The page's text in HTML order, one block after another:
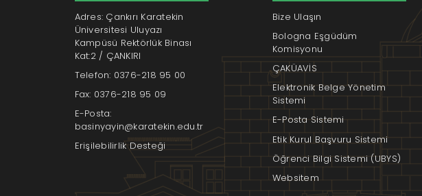
Adres: Çankırı Karatekin
Üniversitesi Uluyazı
Kampüsü Rektörlük Binası
Kat:2 / ÇANKIRI
Telefon: 0376-218 95 00
Fax: 0376-218 95 09
E-Posta:
basinyayin@karatekin.edu.tr
Erişilebilirlik Desteği
Bize Ulaşın
Bologna Eşgüdüm
Komisyonu
ÇAKÜAVİS
Elektronik Belge Yönetim
Sistemi
E-Posta Sistemi
Etik Kurul Başvuru Sistemi
Öğrenci Bilgi Sistemi (UBYS)
Websitem